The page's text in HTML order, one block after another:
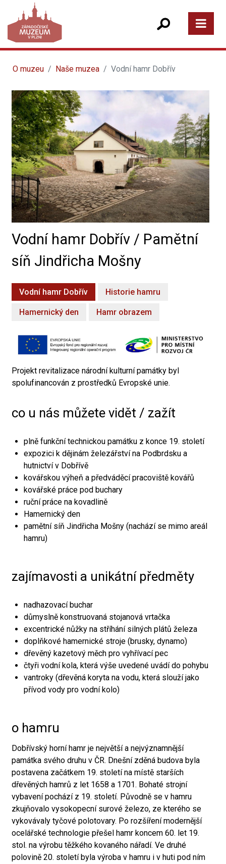
O muzeu Naše muzea Vodní hamr Dobřív
Vodní hamr Dobřív / Pamětní
síň Jindřicha Mošny
Vodní hamr Dobřív Historie hamru
Hamernický den Hamr obrazem
Projekt revitalizace národní kulturní památky byl
spolufinancován z prostředků Evropské unie.
co u nás můžete vidět / zažít
plně funkční technickou památku z konce 19. století
expozici k dějinám železářství na Podbrdsku a
hutnictví v Dobřívě
kovářskou výheň a předváděcí pracoviště kovářů
kovářské práce pod buchary
ruční práce na kovadlině
Hamernický den
pamětní síň Jindřicha Mošny (nachází se mimo areál
hamru)
zajímavosti a unikátní předměty
nadhazovací buchar
důmyslně konstruovaná stojanová vrtačka
excentrické nůžky na stříhání silných plátů železa
doplňkové hamernické stroje (brusky, dynamo)
dřevěný kazetový měch pro vyhřívací pec
čtyři vodní kola, která výše uvedené uvádí do pohybu
vantroky (dřevěná koryta na vodu, která slouží jako
přívod vody pro vodní kolo)
o hamru
Dobřívský horní hamr je největší a nejvýznamnější
památka svého druhu v ČR. Dnešní zděná budova byla
postavena začátkem 19. století na místě starších
dřevěných hamrů z let 1658 a 1701. Bohaté strojní
vybavení pochází z 19. století. Původně se v hamru
zkujňovalo vysokopecní surové železo, ze kterého se
vykovávaly tyčové polotovary. Po rozšíření modernější
ocelářské technologie přešel hamr koncem 60. let 19.
stol. na výrobu těžkého kovaného nářadí. Ve druhé
polovině 20. století byla výroba v hamru i v huti pod ním